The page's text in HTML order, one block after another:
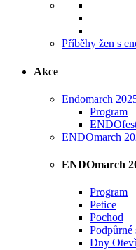
Příběhy žen s
Akce
Endomarch
Program
ENDOmarch
ENDOmarch
Program
Petice
Pochod
Dny